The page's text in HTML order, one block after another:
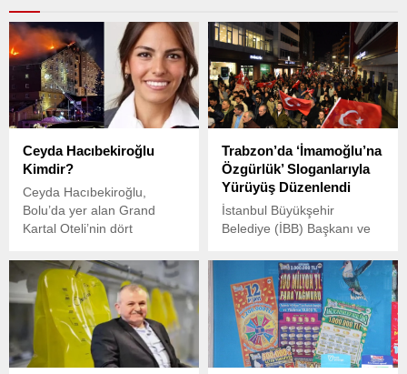
Ceyda Hacıbekiroğlu
Kimdir?
Ceyda Hacıbekiroğlu,
Bolu’da yer alan Grand
Kartal Oteli’nin dört
yönetiminde görev alıyordu.
Trabzon’da ‘İmamoğlu’na
Özgürlük’ Sloganlarıyla
Yürüyüş Düzenlendi
İstanbul Büyükşehir
Belediye (İBB) Başkanı ve
adayı Ekrem İmamoğlu’nun
tutuklanmasına tepki
gösteren bir grup yurttaş,
Trabzon’da
Kahramanmaraş
Caddesi’nde toplandı ve